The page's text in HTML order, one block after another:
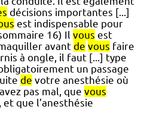
décisions importantes [...]
est indispensable pour
16) Il vous est
avant de vous faire
à ongle, il faut [...] type
un passage
de votre anesthésie où
pas mal, que vous
et que l’anesthésie